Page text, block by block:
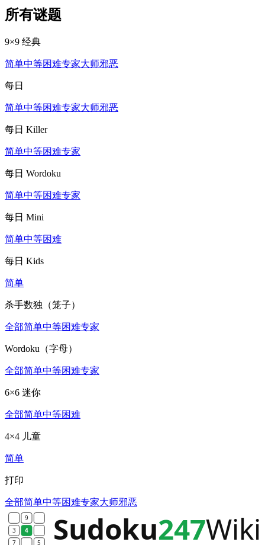
所有谜题
9×9 经典
简单中等困难专家大师邪恶
每日
简单中等困难专家大师邪恶
每日 Killer
简单中等困难专家
每日 Wordoku
简单中等困难专家
每日 Mini
简单中等困难
每日 Kids
简单
杀手数独（笼子）
全部简单中等困难专家
Wordoku（字母）
全部简单中等困难专家
6×6 迷你
全部简单中等困难
4×4 儿童
简单
打印
全部简单中等困难专家大师邪恶